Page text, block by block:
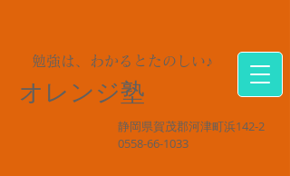
勉強は、わかるとたのしい♪
オレンジ塾
静岡県賀茂郡河津町浜142-2
0558-66-1033